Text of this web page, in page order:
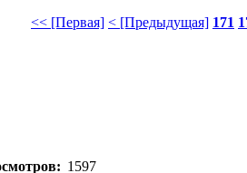
<< [Первая] < [Предыдущая] 171
1597